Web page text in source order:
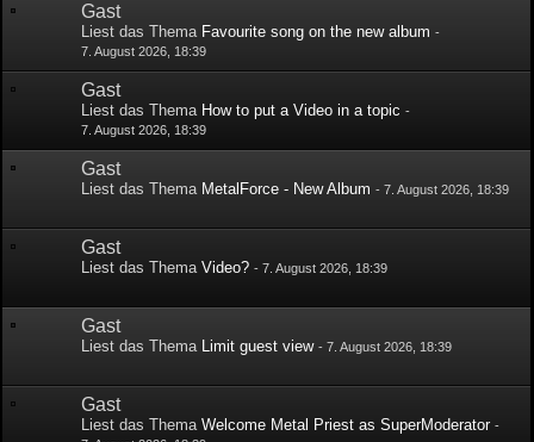
Gast
Liest das Thema Favourite song on the new album -
7. August 2026, 18:39
Gast
Liest das Thema How to put a Video in a topic -
7. August 2026, 18:39
Gast
Liest das Thema MetalForce - New Album -7. August 2026, 18:39
Gast
Liest das ThemaVideo? -7. August 2026, 18:39
Gast
Liest das Thema Limit guest view -7. August 2026, 18:39
Gast
Liest das ThemaWelcome Metal Priest as SuperModerator -